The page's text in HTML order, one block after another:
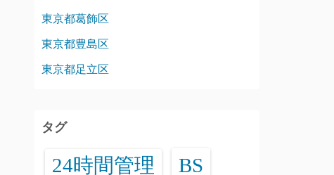
東京都葛飾区
東京都豊島区
東京都足立区
タグ
24時間管理 BS